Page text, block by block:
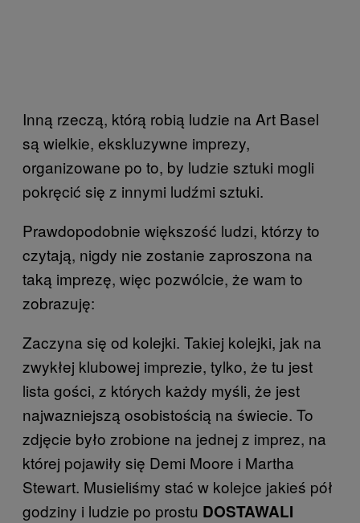
Inną rzeczą, którą robią ludzie na Art Basel
są wielkie, ekskluzywne imprezy,
organizowane po to, by ludzie sztuki mogli
pokręcić się z innymi ludźmi sztuki.
Prawdopodobnie większość ludzi, którzy to
czytają, nigdy nie zostanie zaproszona na
taką imprezę, więc pozwólcie, że wam to
zobrazuję:
Zaczyna się od kolejki. Takiej kolejki, jak na
zwykłej klubowej imprezie, tylko, że tu jest
lista gości, z których każdy myśli, że jest
najwazniejszą osobistością na świecie. To
zdjęcie było zrobione na jednej z imprez, na
której pojawiły się Demi Moore i Martha
Stewart. Musieliśmy stać w kolejce jakieś pół
godziny i ludzie po prostu DOSTAWALI